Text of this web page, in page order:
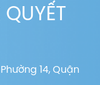
14, Quận